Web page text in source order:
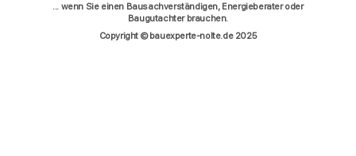
... wenn Sie einen Bausachverständigen, Energieberater oder
Baugutachter brauchen.
Copyright © bauexperte-nolte.de 2025